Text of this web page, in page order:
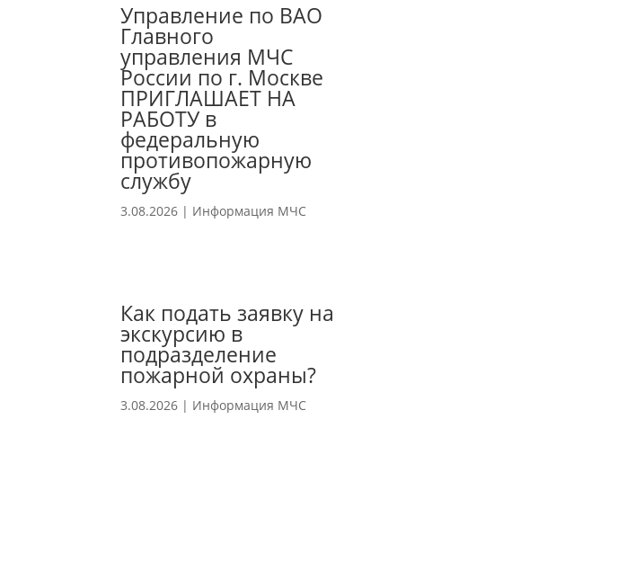
Управление по ВАО
Главного
управления МЧС
России по г. Москве
ПРИГЛАШАЕТ НА
РАБОТУ в
федеральную
противопожарную
службу
3.08.2026 | Информация МЧС
Как подать заявку на
экскурсию в
подразделение
пожарной охраны?
3.08.2026 | Информация МЧС